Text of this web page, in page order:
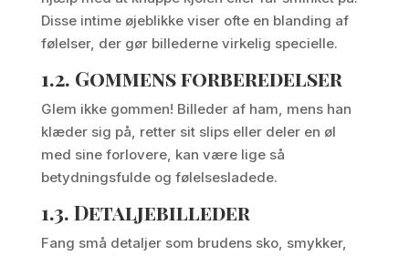
Disse intime øjeblikke viser ofte en blanding af
følelser, der gør billederne virkelig specielle.
1.2. Gommens forberedelser
Glem ikke gommen! Billeder af ham, mens han
klæder sig på, retter sit slips eller deler en øl
med sine forlovere, kan være lige så
betydningsfulde og følelsesladede.
1.3. Detaljebilleder
Fang små detaljer som brudens sko, smykker,